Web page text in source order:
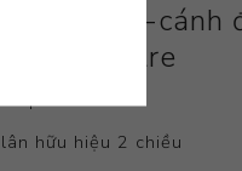
greenfield-cánh
xanh bến tre
idaphos lazada
lân hữu hiệu 2 chiều